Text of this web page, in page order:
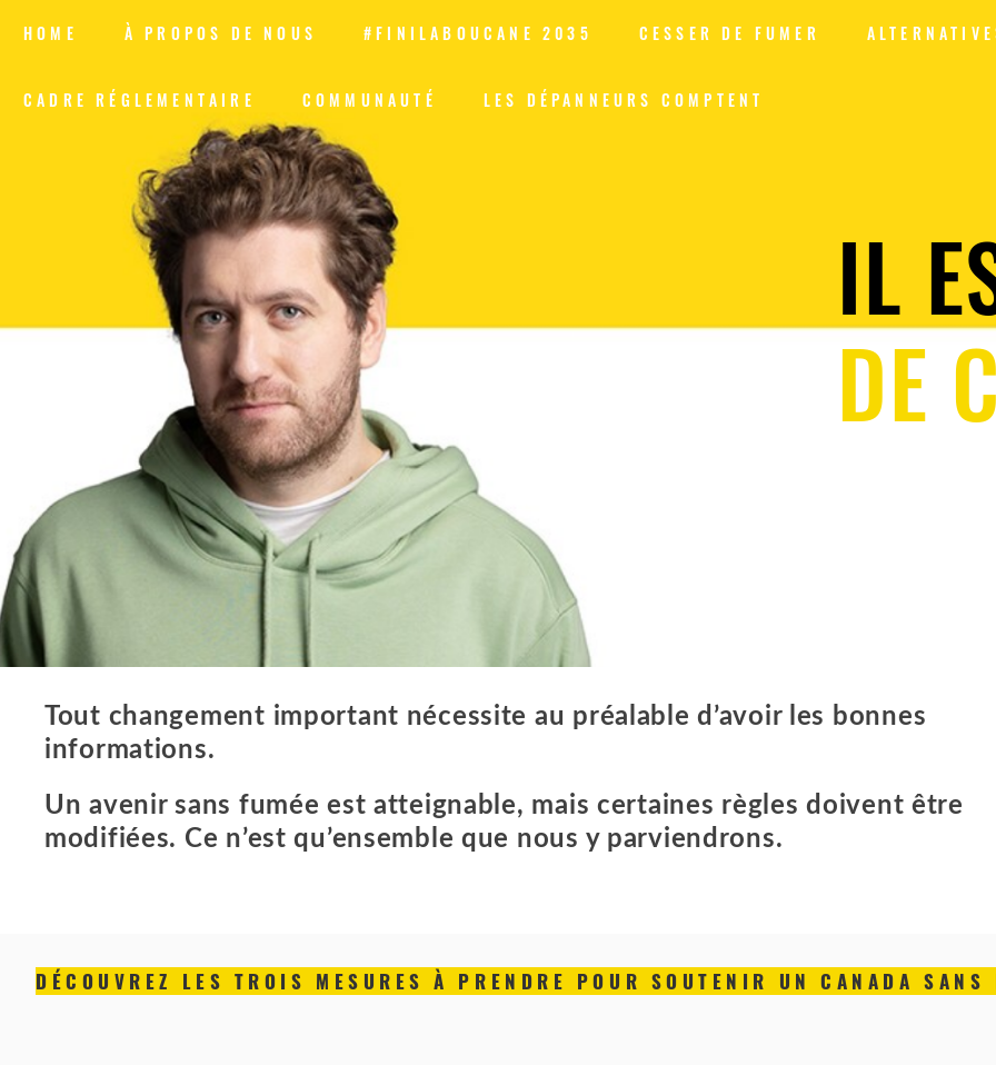
HOME À PROPOS DE NOUS #FINILABOUCANE 2035 CESSER DE FUMER
CADRE RÉGLEMENTAIRE COMMUNAUTÉ LES DÉPANNEURS COMPTENT
IL
DE
Tout changement important nécessite au préalable d’avoir les bonnes
informations.
Un avenir sans fumée est atteignable, mais certaines règles doivent être
modifiées. Ce n’est qu’ensemble que nous y parviendrons.
DÉCOUVREZ LES TROIS MESURES À PRENDRE POUR SOUTENIR UN CANADA SANS